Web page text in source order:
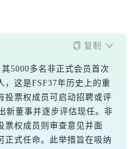
复制
5000多名非正式会员首次
，这是FSF37年历史上的重
投票权成员可启动招聘或评
新董事并逐步评估现任。非
票权成员则审查意见并面
正式任命。此举措旨在吸纳